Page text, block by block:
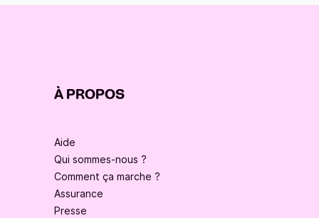
À PROPOS
Aide
Qui sommes-nous ?
Comment ça marche ?
Assurance
Presse